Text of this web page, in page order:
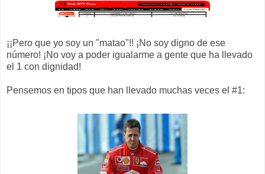
¡¡Pero que yo soy un "matao"!! ¡No soy digno de ese
número! ¡No voy a poder igualarme a gente que ha llevado
el 1 con dignidad!
Pensemos en tipos que han llevado muchas veces el #1: